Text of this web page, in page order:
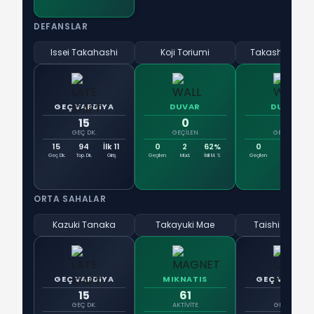
DEFANSLAR
Issei Takahashi
GEÇ VARDIYA
15
GEÇ DK.
15
Geç Dk.
94
Top. Dk.
İlk 11
Giriş
Koji Toriumi
DUVAR
0
GEÇILEN
0
Geçilen
2
Müd.
62%
İkili M. %
Takashi
DUVAR
GEÇILEN
0
Geçilen
ORTA SAHALAR
Kazuki Tanaka
GEÇ VARDIYA
15
GEÇ DK.
Takayuki Mae
MIKNATIS
61
AKTIVITE
Taishi
GEÇ
GEÇ DK.